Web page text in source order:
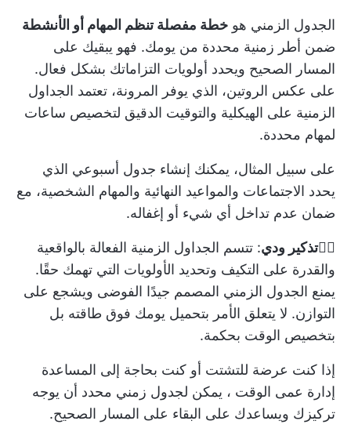
الجدول الزمني هو خطة مفصلة تنظم المهام أو الأنشطة
ضمن أطر زمنية محددة من يومك. فهو يبقيك على
المسار الصحيح ويحدد أولويات التزاماتك بشكل فعال.
على عكس الروتين، الذي يوفر المرونة، تعتمد الجداول
الزمنية على الهيكلية والتوقيت الدقيق لتخصيص ساعات
لمهام محددة.
على سبيل المثال، يمكنك إنشاء جدول أسبوعي الذي
يحدد الاجتماعات والمواعيد النهائية والمهام الشخصية، مع
ضمان عدم تداخل أي شيء أو إغفاله.
👉🏼تذكير ودي: تتسم الجداول الزمنية الفعالة بالواقعية
والقدرة على التكيف وتحديد الأولويات التي تهمك حقًا.
يمنع الجدول الزمني المصمم جيدًا الفوضى ويشجع على
التوازن. لا يتعلق الأمر بتحميل يومك فوق طاقته بل
بتخصيص الوقت بحكمة.
إذا كنت عرضة للتشتت أو كنت بحاجة إلى المساعدة
إدارة عمى الوقت ، يمكن لجدول زمني محدد أن يوجه
تركيزك ويساعدك على البقاء على المسار الصحيح.